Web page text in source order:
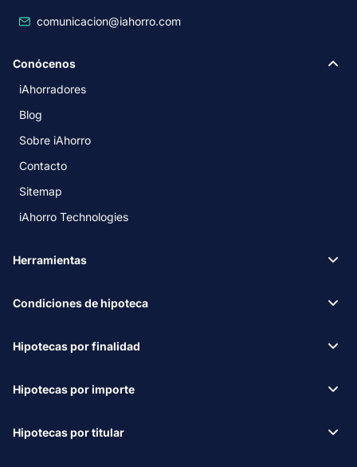
comunicacion@iahorro.com
Conócenos
iAhorradores
Blog
Sobre iAhorro
Contacto
Sitemap
iAhorro Technologies
Herramientas
Condiciones de hipoteca
Hipotecas por finalidad
Hipotecas por importe
Hipotecas por titular